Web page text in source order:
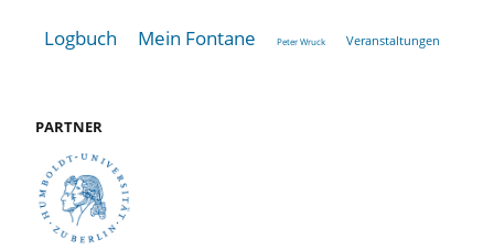
Logbuch Mein Fontane Peter Wruck Veranstaltungen
PARTNER